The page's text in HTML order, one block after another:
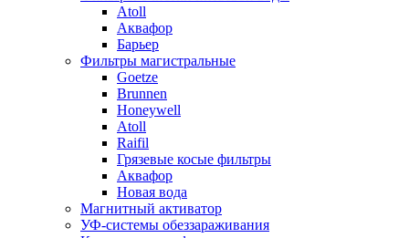
Atoll
Аквафор
Барьер
Фильтры магистральные
Goetze
Brunnen
Honeywell
Atoll
Raifil
Грязевые косые фильтры
Аквафор
Новая вода
Магнитный активатор
УФ-системы обеззараживания